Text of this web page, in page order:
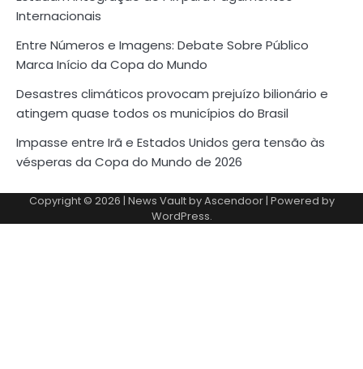
Internacionais
Entre Números e Imagens: Debate Sobre Público
Marca Início da Copa do Mundo
Desastres climáticos provocam prejuízo bilionário e
atingem quase todos os municípios do Brasil
Impasse entre Irã e Estados Unidos gera tensão às
vésperas da Copa do Mundo de 2026
Copyright © 2026 | News Vault byAscendoor| Powered by
WordPress.